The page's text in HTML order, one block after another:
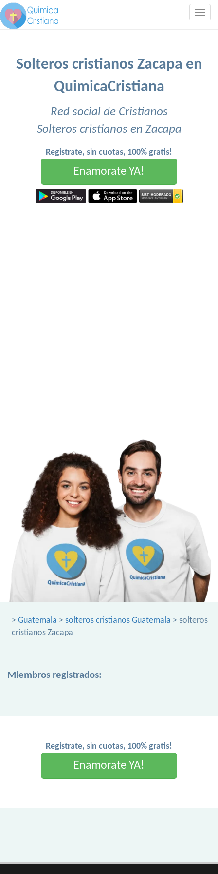
Solteros cristianos Zacapa en
QuimicaCristiana
Red social de Cristianos
Solteros cristianos en Zacapa
Registrate, sin cuotas, 100% gratis!
Enamorate YA!
> Guatemala > solteros cristianos Guatemala > solteros
cristianos Zacapa
Miembros registrados:
Registrate, sin cuotas, 100% gratis!
Enamorate YA!